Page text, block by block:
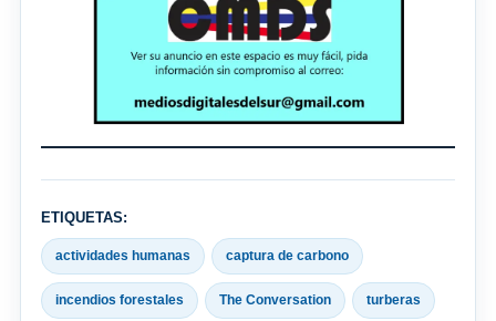
ETIQUETAS:
actividades humanas captura de carbono
incendios forestales The Conversation turberas